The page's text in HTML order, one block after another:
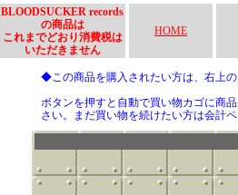
BLOODSUCKER records
の商品は
これまでどおり消費税は
いただきません
HOME
◆この商品を購入されたい方は、右上
ボタンを押すと自動で買い物カゴに商
さい。まだ買い物を続けたい方は会計